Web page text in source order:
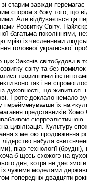
зі старим завжди
опором з боку того, що
Але відбувається ця
Розвитку Світу.
багатьма поколіннями,
мрію із численними
головної української
Законів світобудови в
світу та без
тваринними
воно так і не
духовності, що живиться
Проте доклало немало
перейменувавши їх на
представників Хомо
цивілізація. Культуру
з метою продовження
лідерство набула
піар-технології (брудні),
б щось схожого на
дня, котра не дає
із чужими моделями
попередніх двадцяти